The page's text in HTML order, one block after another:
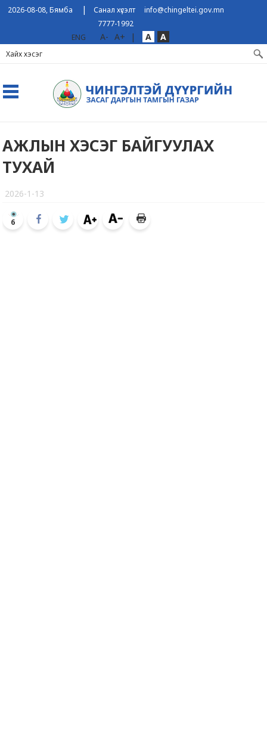
2026-08-08, Бямба | Санал хүсэлт
info@chingeltei.gov.mn
7777-1992
ENG
A- A+ | A A
АЖЛЫН ХЭСЭГ БАЙГУУЛАХ
ТУХАЙ
2026-1-13
6